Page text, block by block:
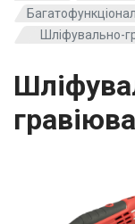
Шліфувально-